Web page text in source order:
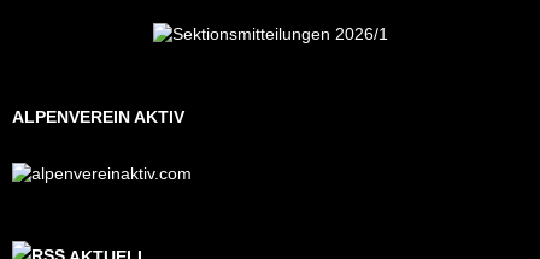
ALPENVEREIN AKTIV